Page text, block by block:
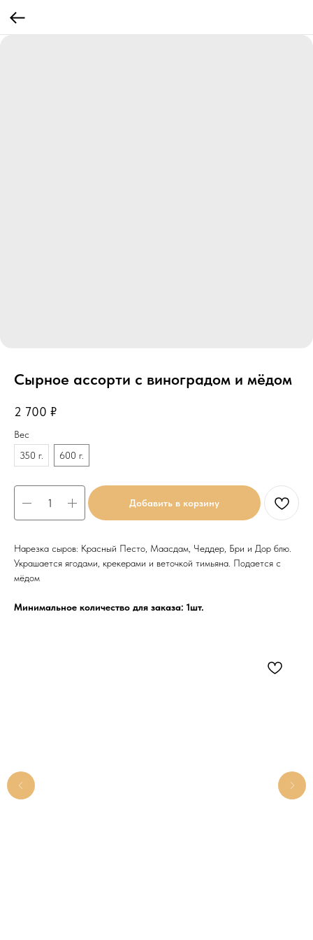
Сырное ассорти с виноградом и мёдом
2 700 ₽
Вес
350 г.
600 г.
Добавить в корзину
Нарезка сыров: Красный Песто, Маасдам, Чеддер, Бри и Дор блю.
Украшается ягодами, крекерами и веточкой тимьяна. Подается с
мёдом
Минимальное количество для заказа: 1шт.